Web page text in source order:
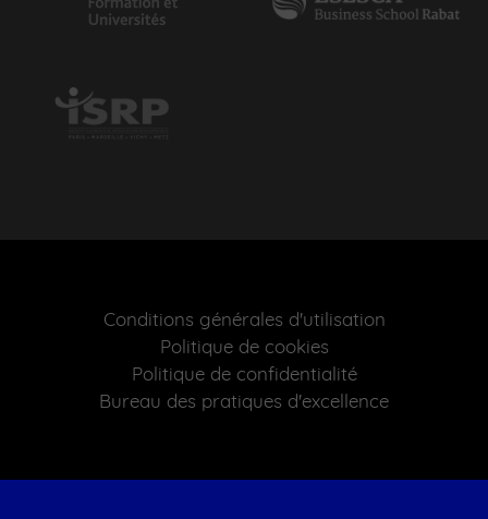
Conditions générales d'utilisation
Politique de cookies
Politique de confidentialité
Bureau des pratiques d'excellence